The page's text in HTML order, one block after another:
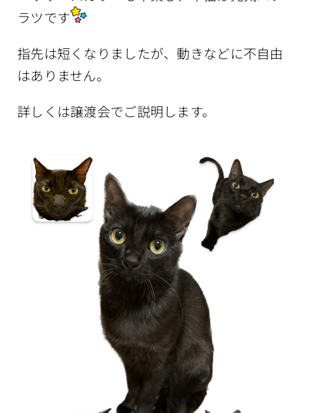
ラツです
指先は短くなりましたが、動きなどに不自由
はありません。
詳しくは譲渡会でご説明します。